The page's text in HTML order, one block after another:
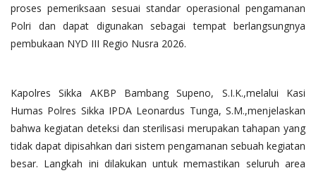
proses pemeriksaan sesuai standar operasional pengamanan
Polri dan dapat digunakan sebagai tempat berlangsungnya
pembukaan NYD III Regio Nusra 2026.
Kapolres Sikka AKBP Bambang Supeno, S.I.K.,melalui Kasi
Humas Polres Sikka IPDA Leonardus Tunga, S.M.,menjelaskan
bahwa kegiatan deteksi dan sterilisasi merupakan tahapan yang
tidak dapat dipisahkan dari sistem pengamanan sebuah kegiatan
besar. Langkah ini dilakukan untuk memastikan seluruh area